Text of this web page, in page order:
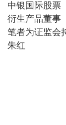
中银国际股票
衍生产品董事
笔者为证监会
朱红